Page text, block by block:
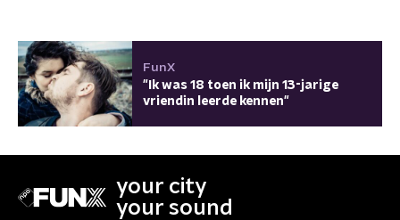
FunX
"Ik was 18 toen ik mijn 13-jarige
vriendin leerde kennen"
your city
your sound